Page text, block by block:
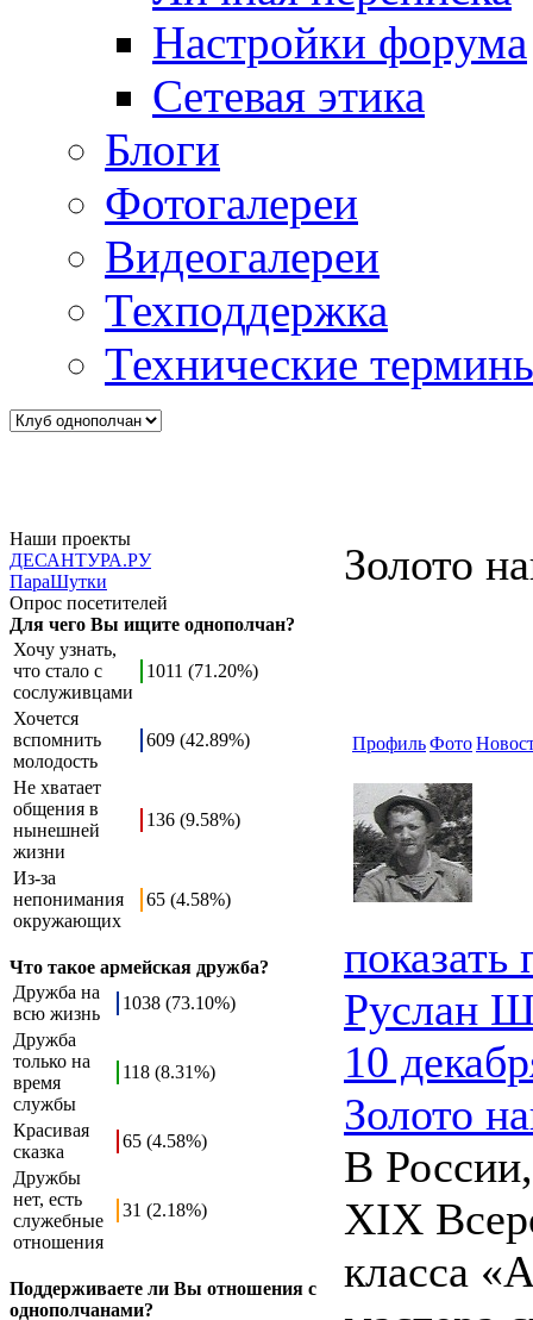
Настройки форума
Сетевая этика
Блоги
Фотогалереи
Видеогалереи
Техподдержка
Технические
Наши проекты
ДЕСАНТУРА.РУ
ПараШутки
Опрос посетителей
Для чего Вы ищите однополчан?
Хочу узнать,
что стало с
сослуживцами
1011 (71.20%)
Хочется
вспомнить
молодость
609 (42.89%)
Не хватает
общения в
нынешней
жизни
136 (9.58%)
Из-за
непонимания
окружающих
65 (4.58%)
Что такое армейская дружба?
Дружба на
всю жизнь
1038 (73.10%)
Дружба
только на
время
службы
118 (8.31%)
Красивая
сказка
65 (4.58%)
Дружбы
нет, есть
служебные
отношения
31 (2.18%)
Поддерживаете ли Вы отношения с
однополчанами?
Золото
ПрофильФото
Руслан
10
Золото
В
ХІХ
класса